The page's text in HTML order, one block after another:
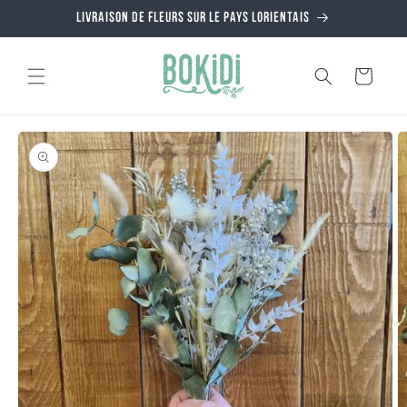
au
Livraison de fleurs sur le pays Lorientais
Panier
Passer aux
informations
produits